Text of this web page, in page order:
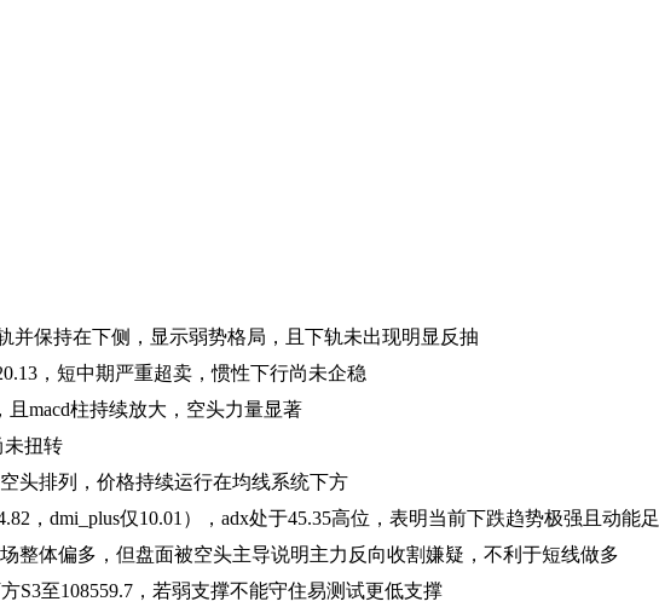
并保持在下侧，显示弱势格局，且下轨未出现明显反抽
，短中期严重超卖，惯性下行尚未企稳
macd柱持续放大，空头力量显著
未扭转
头排列，价格持续运行在均线系统下方
，dmi_plus仅10.01），adx处于45.35高位，表明当前下跌趋势极强且动能足
整体偏多，但盘面被空头主导说明主力反向收割嫌疑，不利于短线做多
S3至108559.7，若弱支撑不能守住易测试更低支撑